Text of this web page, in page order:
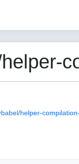
helper-